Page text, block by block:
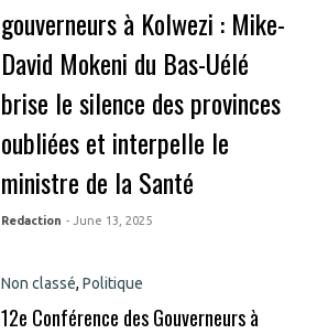
gouverneurs à Kolwezi : Mike-
David Mokeni du Bas-Uélé
brise le silence des provinces
oubliées et interpelle le
ministre de la Santé
Redaction - June 13, 2025
Non classé, Politique
12e Conférence des Gouverneurs à